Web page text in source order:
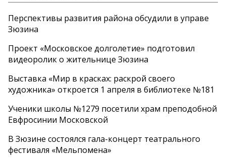
Перспективы развития района обсудили в управе
Зюзина
Проект «Московское долголетие» подготовил
видеоролик о жительнице Зюзина
Выставка «Мир в красках: раскрой своего
художника» откроется 1 апреля в библиотеке №181
Ученики школы №1279 посетили храм преподобной
Евфросинии Московской
В Зюзине состоялся гала-концерт театрального
фестиваля «Мельпомена»